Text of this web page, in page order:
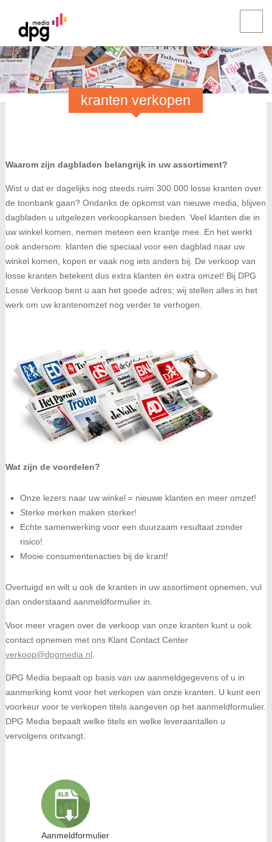
kranten verkopen
Waarom zijn dagbladen belangrijk in uw assortiment?
Wist u dat er dagelijks nog steeds ruim 300.000 losse kranten over
de toonbank gaan? Ondanks de opkomst van nieuwe media, blijven
dagbladen u uitgelezen verkoopkansen bieden. Veel klanten die in
uw winkel komen, nemen meteen een krantje mee. En het werkt
ook andersom: klanten die speciaal voor een dagblad naar uw
winkel komen, kopen er vaak nog iets anders bij. De verkoop van
losse kranten betekent dus extra klanten én extra omzet! Bij DPG
Losse Verkoop bent u aan het goede adres; wij stellen alles in het
werk om uw krantenomzet nog verder te verhogen.
Wat zijn de voordelen?
Onze lezers naar uw winkel = nieuwe klanten en meer omzet!
Sterke merken maken sterker!
Echte samenwerking voor een duurzaam resultaat zonder
risico!
Mooie consumentenacties bij de krant!
Overtuigd en wilt u ook de kranten in uw assortiment opnemen, vul
dan onderstaand aanmeldformulier in.
Voor meer vragen over de verkoop van onze kranten kunt u ook
contact opnemen met ons Klant Contact Center
verkoop@dpgmedia.nl
DPG Media bepaalt op basis van uw aanmeldgegevens of u in
aanmerking komt voor het verkopen van onze kranten. U kunt een
voorkeur voor te verkopen titels aangeven op het aanmeldformulier.
DPG Media bepaalt welke titels en welke leveraantallen u
vervolgens ontvangt.
Aanmeldformulier